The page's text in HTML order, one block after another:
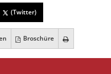
(Twitter)
Broschüre